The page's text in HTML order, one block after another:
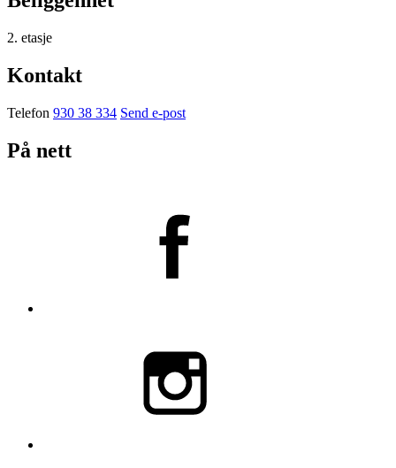
2. etasje
Kontakt
Telefon 930 38 334 Send e-post
På nett